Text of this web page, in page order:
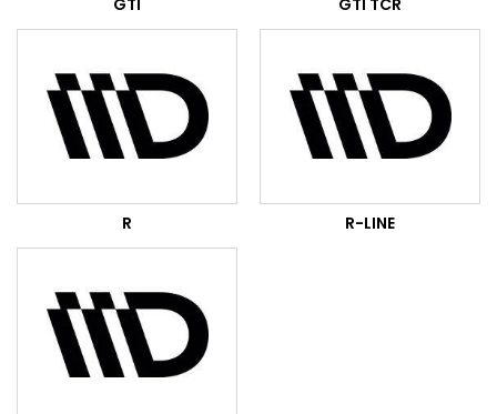
GTI GTI TCR
R R-LINE